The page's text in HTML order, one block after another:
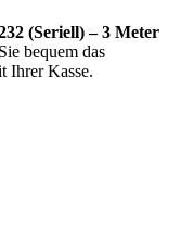
(Seriell) – 3 Meter
bequem das
Ihrer Kasse.